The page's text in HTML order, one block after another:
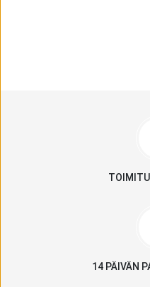
14 PÄIVÄN